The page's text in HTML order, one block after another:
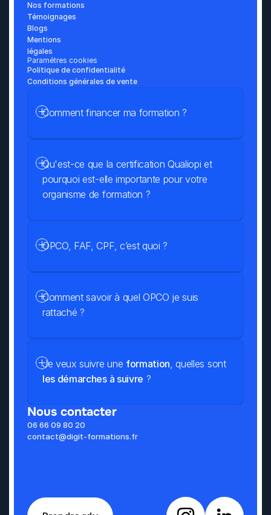
Nos formations
Témoignages
Blogs
Mentions
légales
Paramétres cookies
Politique de confidentialité
Conditions générales de vente
Nous contacter
06 66 09 80 20
contact@digit-formations.fr
Qu'est-ce que la certification Qualiopi et
pourquoi est-elle importante pour votre
organisme de formation ?
Comment savoir à quel OPCO je suis
rattaché ?
Je veux suivre une formation
, quelles sont
les démarches à suivre ?
Comment financer ma formation ?
OPCO, FAF, CPF, c’est quoi ?